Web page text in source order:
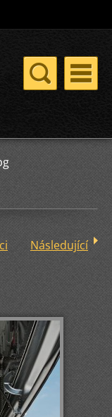
Následující